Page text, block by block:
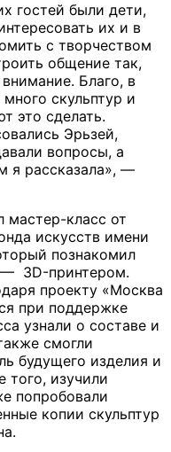
гостей были дети,
их и в
с творчеством
общение так,
Благо, в
скульптур и
это сделать.
Эрьзей,
вопросы, а
я рассказала», —
мастер-класс от
искусств имени
познакомил
— 3D-принтером.
проекту «Москва
при поддержке
узнали о составе и
смогли
будущего изделия и
того, изучили
попробовали
копии скульптур